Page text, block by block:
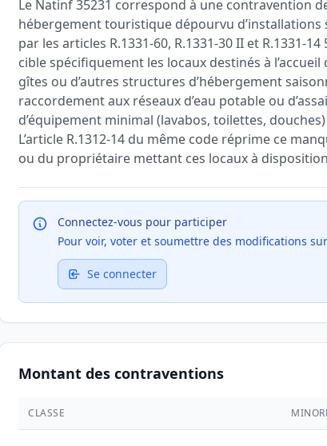
Le Natinf 35231 correspond à une contravention
hébergement touristique dépourvu
par les articles R.1331-60, R.1331-30 II et R.1331-
cible spécifiquement les locaux destinés à
gîtes ou d’autres structures d’hébergement
raccordement aux réseaux d’eau potable ou
d’équipement minimal (lavabos, toilettes,
L’article R.1312-14 du même code réprime ce
ou du propriétaire mettant ces locaux à
Connectez-vous pour participer
Pour voir, voter et soumettre des modifications
Se connecter
Montant des contraventions
CLASSE